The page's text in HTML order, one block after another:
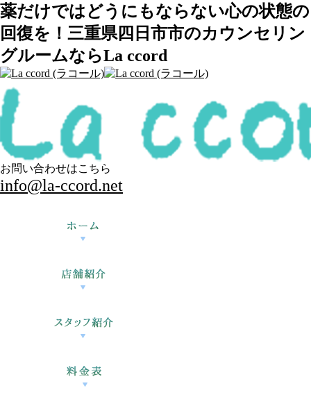
薬だけではどうにもならない心の状態の
回復を！三重県四日市市のカウンセリン
グルームならLa ccord
お問い合わせはこちら
info@la-ccord.net